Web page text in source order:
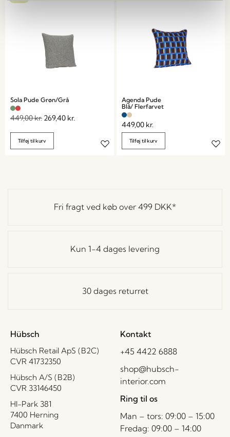
Sola Pude Grøn/Grå
449,00kr. 269,40 kr.
Tilføj til kurv
Agenda Pude
Blå/ Flerfarvet
449,00 kr.
Tilføj til kurv
Fri fragt ved køb over 499 DKK*
Kun 1-4 dages levering
30 dages returret
Hübsch
Hübsch Retail ApS (B2C)
CVR 41732350
Hübsch A/S (B2B)
CVR 33146450
HI-Park 381
7400 Herning
Danmark
Kontakt
+45 4422 6888
shop@hubsch-
interior.com
Ring til os
Man – tors: 09:00 – 15:00
Fredag: 09:00 – 14:00